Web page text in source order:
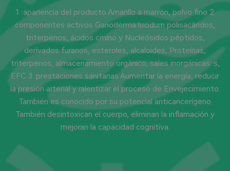
1. apariencia del producto Amarillo a marrón, polvo fino 2.
componentes activos Ganoderma lucidum polisacáridos,
triterpenos, ácidos cmino y Nucleósidos péptidos,
derivados furanos, esteroles, alcaloides, Proteínas,
triterpenos, almacenamiento orgánico, sales inorgánicas: s,
EFC 3. prestaciones sanitarias Aumentar la energía, reducir
la presión arterial y ralentizar el proceso de Envejecimiento.
También es conocido por su potencial anticancerígeno.
También desintoxican el cuerpo, eliminan la inflamación y
mejoran la capacidad cognitiva.